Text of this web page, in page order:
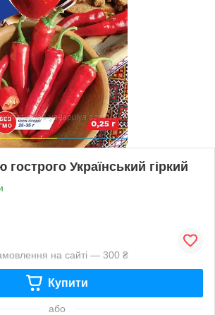
гострого Український гiркий
на сайті — 300 ₴
Купити
або